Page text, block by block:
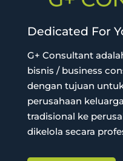
Dedicated For
G+ Consultant
bisnis / business
dengan tujuan
perusahaan
tradisional ke
dikelola secara